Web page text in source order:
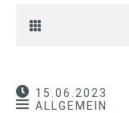
15.06.2023
ALLGEMEIN